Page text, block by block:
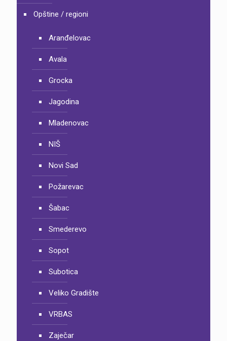
Opštine / regioni
Aranđelovac
Avala
Grocka
Jagodina
Mladenovac
NIŠ
Novi Sad
Požarevac
Šabac
Smederevo
Sopot
Subotica
Veliko Gradište
VRBAS
Zaječar